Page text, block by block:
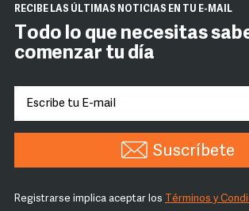
RECIBE LAS ÚLTIMAS NOTICIAS EN TU E-MAIL
Todo lo que necesitas
comenzar tu día
Suscríbete
Registrarse implica aceptar los Términos y